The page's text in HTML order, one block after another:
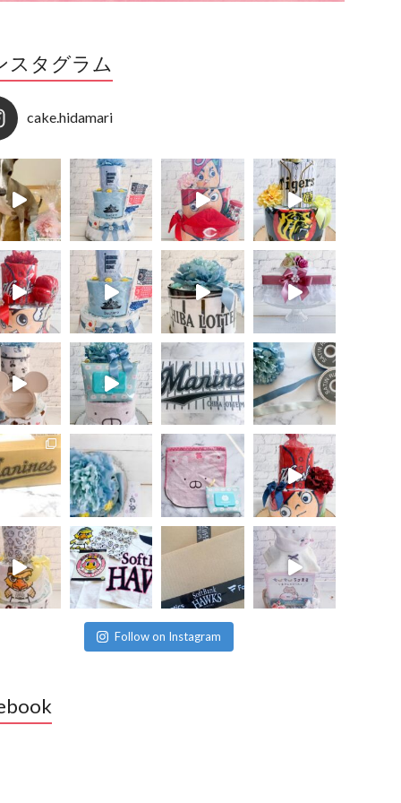
スタグラム
cake.hidamari
Follow on Instagram